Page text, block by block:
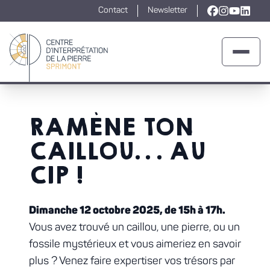
Contact Newsletter
Lien vers la
Lien vers
LienLien
RAMÈNE TON
CAILLOU… AU
CIP !
Dimanche 12 octobre 2025, de 15h à 17h.
Vous avez trouvé un caillou, une pierre, ou un
fossile mystérieux et vous aimeriez en savoir
plus ? Venez faire expertiser vos trésors par